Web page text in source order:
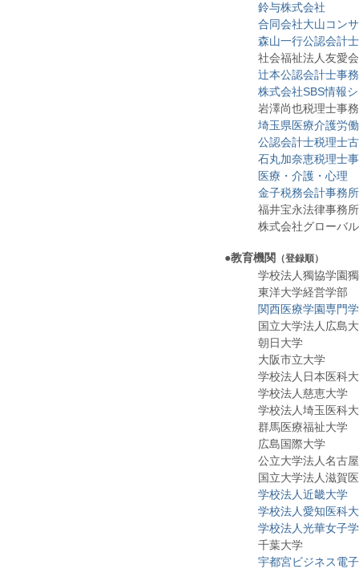
鈴与株式会社
合同会社大山コン
森山一行公認会計
社会福祉法人友愛会
辻本公認会計士事
株式会社SBS情報
岩澤尚也税理士事務
埼玉県医療介護労
公認会計士税理士
石丸加奈恵税理士
医療・介護・心理
金子税務会計事務所
福井宝永法律事務所
株式会社グローバル
●教育機関 （登録順）
学校法人獨協学園
東洋大学経営学部
関西医療学園専門
国立大学法人広島
朝日大学
大阪市立大学
学校法人日本医科大
学校法人慈恵大学
学校法人埼玉医科
群馬医療福祉大学
広島国際大学
公立大学法人名古
国立大学法人滋賀
学校法人近畿大学
学校法人愛知医科
学校法人光華女子
千葉大学
宇都宮ビジネス電